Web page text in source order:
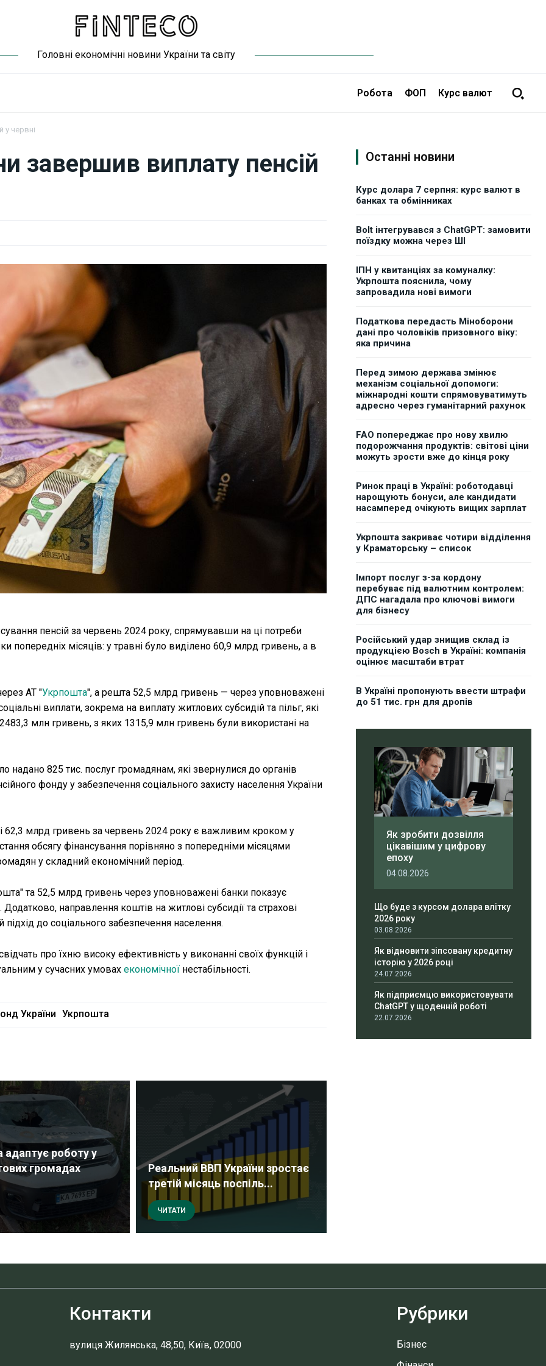
Головні економічні новини України та світу
Робота ФОП Курс валют
у червні
завершив виплату пенсій
пенсій за червень 2024 року, спрямувавши на ці потреби
місяців: у травні було виділено 60,9 млрд гривень, а в
АТ "Укрпошта", а решта 52,5 млрд гривень — через уповноважені
виплати, зокрема на виплату житлових субсидій та пільг, які
млн гривень, з яких 1315,9 млн гривень були використані на
надано 825 тис. послуг громадянам, які звернулися до органів
фонду у забезпечення соціального захисту населення України
62,3 млрд гривень за червень 2024 року є важливим кроком у
обсягу фінансування порівняно з попередніми місяцями
у складний економічний період.
та 52,5 млрд гривень через уповноважені банки показує
направлення коштів на житлові субсидії та страхові
до соціального забезпечення населення.
про їхню високу ефективність у виконанні своїх функцій і
у сучасних умовах економічної нестабільності.
України Укрпошта
адаптує роботу у
громадах
Реальний ВВП України зростає
третій місяць поспіль...
ЧИТАТИ
Останні новини
Курс долара 7 серпня: курс валют в
банках та обмінниках
Bolt інтегрувався з ChatGPT: замовити
поїздку можна через ШІ
ІПН у квитанціях за комуналку:
Укрпошта пояснила, чому
запровадила нові вимоги
Податкова передасть Міноборони
дані про чоловіків призовного віку:
яка причина
Перед зимою держава змінює
механізм соціальної допомоги:
міжнародні кошти спрямовуватимуть
адресно через гуманітарний рахунок
FAO попереджає про нову хвилю
подорожчання продуктів: світові ціни
можуть зрости вже до кінця року
Ринок праці в Україні: роботодавці
нарощують бонуси, але кандидати
насамперед очікують вищих зарплат
Укрпошта закриває чотири відділення
у Краматорську – список
Імпорт послуг з-за кордону
перебуває під валютним контролем:
ДПС нагадала про ключові вимоги
для бізнесу
Російський удар знищив склад із
продукцією Bosch в Україні: компанія
оцінює масштаби втрат
В Україні пропонують ввести штрафи
до 51 тис. грн для дропів
Як зробити дозвілля
цікавішим у цифрову
епоху
04.08.2026
Що буде з курсом долара влітку
2026 року
03.08.2026
Як відновити зіпсовану кредитну
історію у 2026 році
24.07.2026
Як підприємцю використовувати
ChatGPT у щоденній роботі
22.07.2026
Контакти
вулиця Жилянська, 48,50, Київ, 02000
Рубрики
Бізнес